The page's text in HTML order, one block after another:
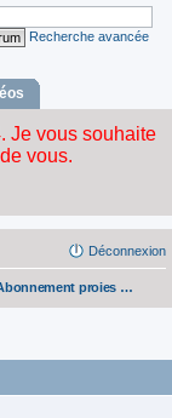
Recherche avancée
Déconnexion
Abonnement proies pour la France